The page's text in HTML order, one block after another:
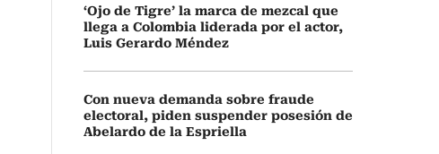
‘Ojo de Tigre’ la marca de mezcal que
llega a Colombia liderada por el actor,
Luis Gerardo Méndez
Con nueva demanda sobre fraude
electoral, piden suspender posesión de
Abelardo de la Espriella